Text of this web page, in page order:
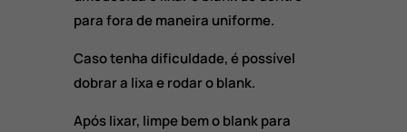
para fora de maneira uniforme.
Caso tenha dificuldade, é possível
dobrar a lixa e rodar o blank.
Após lixar, limpe bem o blank para